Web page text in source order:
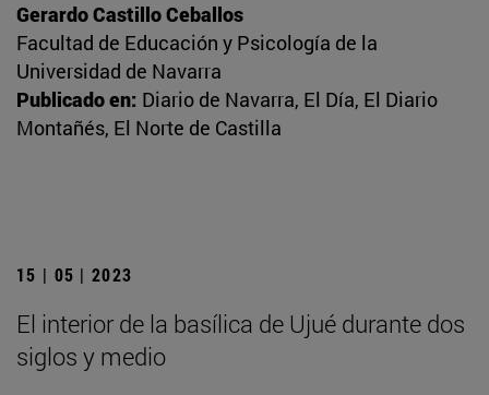
Gerardo Castillo Ceballos
Facultad de Educación y Psicología de la
Universidad de Navarra
Publicado en: Diario de Navarra, El Día, El Diario
Montañés, El Norte de Castilla
15 | 05 | 2023
El interior de la basílica de Ujué durante dos
siglos y medio